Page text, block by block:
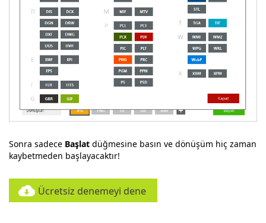
Sonra sadece Başlat düğmesine basın ve dönüşüm hiç zaman
kaybetmeden başlayacaktır!
Ücretsiz denemeyi dene